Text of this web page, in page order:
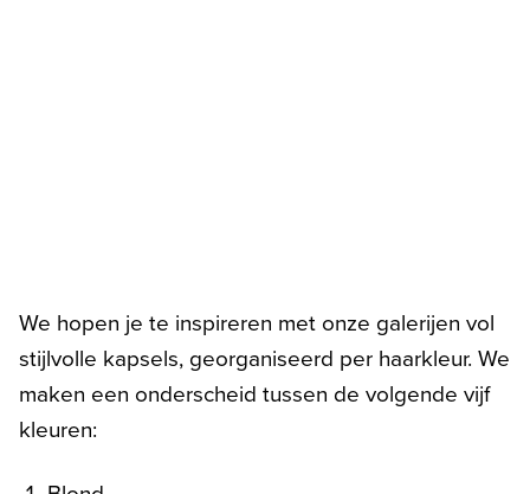
We hopen je te inspireren met onze galerijen vol
stijlvolle kapsels, georganiseerd per haarkleur. We
maken een onderscheid tussen de volgende vijf
kleuren: